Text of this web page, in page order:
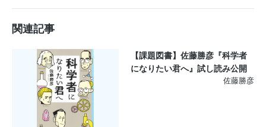
関連記事
【課題図書】佐藤勝彦『科学者
になりたい君へ』試し読み公開
佐藤勝彦